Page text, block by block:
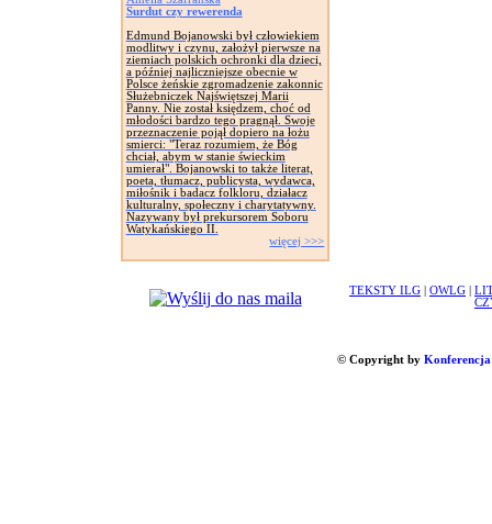
Surdut czy rewerenda
Edmund Bojanowski był człowiekiem
modlitwy i czynu, założył pierwsze na
ziemiach polskich ochronki dla dzieci,
a później najliczniejsze obecnie w
Polsce żeńskie zgromadzenie zakonnic
Służebniczek Najświętszej Marii
Panny. Nie został księdzem, choć od
młodości bardzo tego pragnął. Swoje
przeznaczenie pojął dopiero na łożu
smierci: "Teraz rozumiem, że Bóg
chciał, abym w stanie świeckim
umierał". Bojanowski to także literat,
poeta, tłumacz, publicysta, wydawca,
miłośnik i badacz folkloru, działacz
kulturalny, społeczny i charytatywny.
Nazywany był prekursorem Soboru
Watykańskiego II.
więcej >>>
TEKSTY ILG OWLG
© Copyright by Konferencja